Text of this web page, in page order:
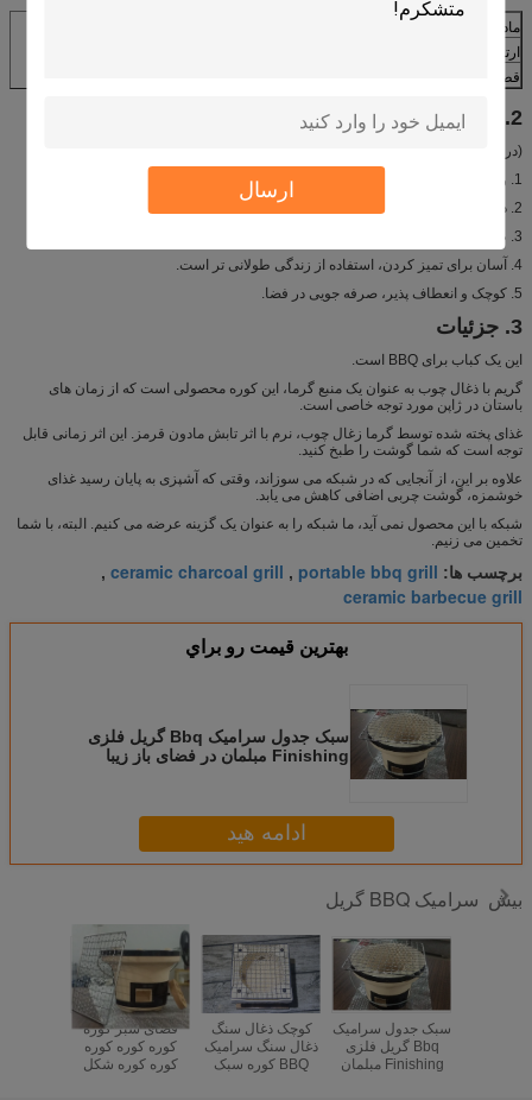
ارسال
ماده
ارتفاع
قطر
2. ویژگی کوره BBQ سرامیکی زغال چوب ژاپنی
(در مقایسه با کوره فولادی، کوره رس ما بهتر است.)
1. وزن کوچک است، حمل آسان به همه جا آسان تر است.
2. در پایین دستگاه فومینگ واشر وجود دارد، عایق حرارتی بهتر است.
3. ظاهر زیبا، سبک سنتی را احساس کنید.
4. آسان برای تمیز کردن، استفاده از زندگی طولانی تر است.
5. کوچک و انعطاف پذیر، صرفه جویی در فضا.
3. جزئیات
این یک کباب برای BBQ است.
گریم با ذغال چوب به عنوان یک منبع گرما، این کوره محصولی است که از زمان های
باستان در ژاپن مورد توجه خاصی است.
غذای پخته شده توسط گرما زغال چوب، نرم با اثر تابش مادون قرمز. این اثر زمانی قابل
توجه است که شما گوشت را طبخ کنید.
علاوه بر این، از آنجایی که در شبکه می سوزاند، وقتی که آشپزی به پایان رسید غذای
خوشمزه، گوشت چربی اضافی کاهش می یابد.
شبکه با این محصول نمی آید، ما شبکه را به عنوان یک گزینه عرضه می کنیم. البته، با شما
تخمین می زنیم.
برچسب ها: portable bbq grill
,
ceramic charcoal grill
,
ceramic barbecue grill
بهترين قيمت رو براي
سبک جدول سرامیک Bbq گریل فلزی
Finishing مبلمان در فضای باز زیبا
ادامه هید
بیش سرامیک BBQ گریل
فضای سبز کوره
کوره کوره کوره
کوره کوره شکل
کوچک ذغال سنگ
ذغال سنگ سرامیک
BBQ کوره سبک
سبک جدول سرامیک
Bbq گریل فلزی
Finishing مبلمان